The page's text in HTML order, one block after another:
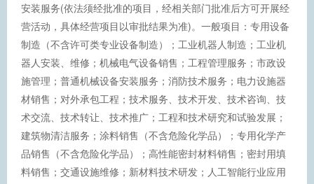
安装服务(依法须经批准的项目，经相关部门批准后方可开展经
营活动，具体经营项目以审批结果为准)。一般项目：专用设备
制造（不含许可类专业设备制造）；工业机器人制造；工业机
器人安装、维修；机械电气设备销售；工程管理服务；市政设
施管理；普通机械设备安装服务；消防技术服务；电力设施器
材销售；对外承包工程；技术服务、技术开发、技术咨询、技
术交流、技术转让、技术推广；工程和技术研究和试验发展；
建筑物清洁服务；涂料销售（不含危险化学品）；专用化学产
品销售（不含危险化学品）；高性能密封材料销售；密封用填
料销售；交通设施维修；新材料技术研发；人工智能行业应用